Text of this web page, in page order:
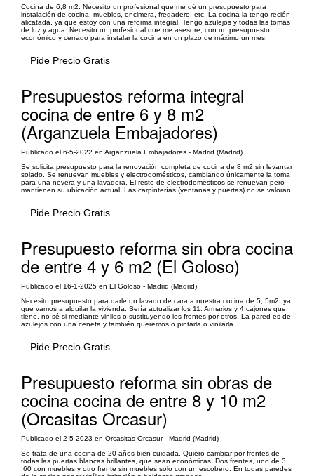
Cocina de 6,8 m2. Necesito un profesional que me dé un presupuesto para
instalación de cocina, muebles, encimera, fregadero, etc. La cocina la tengo recién
alicatada, ya que estoy con una reforma integral. Tengo azulejos y todas las tomas
de luz y agua. Necesito un profesional que me asesore, con un presupuesto
económico y cerrado para instalar la cocina en un plazo de máximo un mes.
Pide Precio Gratis
Presupuestos reforma integral
cocina de entre 6 y 8 m2
(Arganzuela Embajadores)
Publicado el 6-5-2022 en Arganzuela Embajadores - Madrid (Madrid)
Se solicita presupuesto para la renovación completa de cocina de 8 m2 sin levantar
solado. Se renuevan muebles y electrodomésticos, cambiando únicamente la toma
para una nevera y una lavadora. El resto de electrodomésticos se renuevan pero
mantienen su ubicación actual. Las carpinterías (ventanas y puertas) no se valoran.
Pide Precio Gratis
Presupuesto reforma sin obra cocina
de entre 4 y 6 m2 (El Goloso)
Publicado el 16-1-2025 en El Goloso - Madrid (Madrid)
Necesito presupuesto para darle un lavado de cara a nuestra cocina de 5, 5m2, ya
que vamos a alquilar la vivienda. Sería actualizar los 11. Armarios y 4 cajones que
tiene, no sé si mediante vinilos o sustituyendo los frentes por otros. La pared es de
azulejos con una cenefa y también queremos o pintarla o vinilarla.
Pide Precio Gratis
Presupuesto reforma sin obras de
cocina cocina de entre 8 y 10 m2
(Orcasitas Orcasur)
Publicado el 2-5-2023 en Orcasitas Orcasur - Madrid (Madrid)
Se trata de una cocina de 20 años bien cuidada. Quiero cambiar por frentes de
todas las puertas blancas brillantes, que sean económicas. Dos frentes, uno de 3
.60 con muebles y otro frente sin muebles solo con un escobero. En todas paredes